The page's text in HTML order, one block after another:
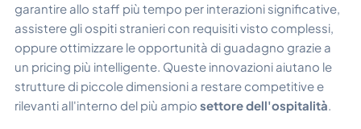
garantire allo staff più tempo per interazioni significative,
assistere gli ospiti stranieri con requisiti visto complessi,
oppure ottimizzare le opportunità di guadagno grazie a
un pricing più intelligente. Queste innovazioni aiutano le
strutture di piccole dimensioni a restare competitive e
rilevanti all'interno del più ampio settore dell'ospitalità.